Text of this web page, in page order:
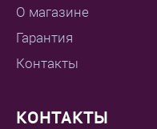
О магазине
Гарантия
Контакты
КОНТАКТЫ